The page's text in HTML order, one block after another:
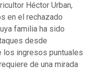
Héctor Urban,
en el rechazado
familia ha sido
desde
los ingresos puntuales
de una mirada